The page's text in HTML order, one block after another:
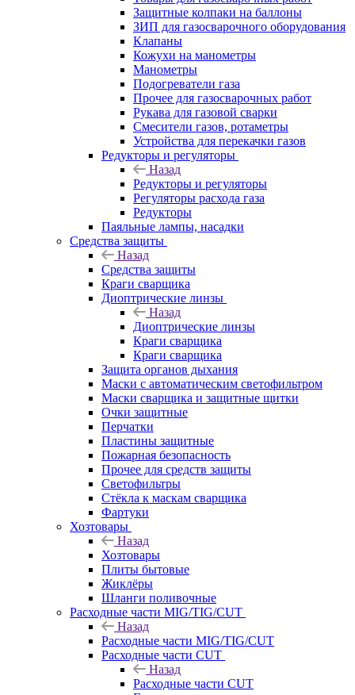
Защитные колпаки на баллоны
ЗИП для газосварочного оборудования
Клапаны
Кожухи на манометры
Манометры
Подогреватели газа
Прочее для газосварочных работ
Рукава для газовой сварки
Смесители газов, ротаметры
Устройства для перекачки газов
Редукторы и регуляторы
Назад
Редукторы и регуляторы
Регуляторы расхода газа
Редукторы
Паяльные лампы, насадки
Средства защиты
Назад
Средства защиты
Краги сварщика
Диоптрические линзы
Назад
Диоптрические линзы
Краги сварщика
Краги сварщика
Защита органов дыхания
Маски с автоматическим светофильтром
Маски сварщика и защитные щитки
Очки защитные
Перчатки
Пластины защитные
Пожарная безопасность
Прочее для средств защиты
Светофильтры
Стёкла к маскам сварщика
Фартуки
Хозтовары
Назад
Хозтовары
Плиты бытовые
Жиклёры
Шланги поливочные
Расходные части MIG/TIG/CUT
Назад
Расходные части MIG/TIG/CUT
Расходные части CUT
Назад
Расходные части CUT